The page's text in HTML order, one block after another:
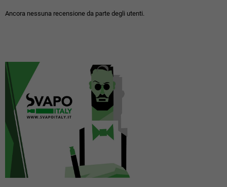
Ancora nessuna recensione da parte degli utenti.